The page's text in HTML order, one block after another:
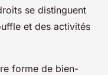
se distinguent
et des activités
forme de bien-